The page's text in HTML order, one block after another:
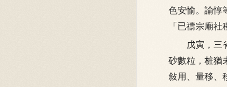
色安愉。諭惇
「已禱宗廟
戊寅，三省
砂數粒，桩猶
敍用、量移、